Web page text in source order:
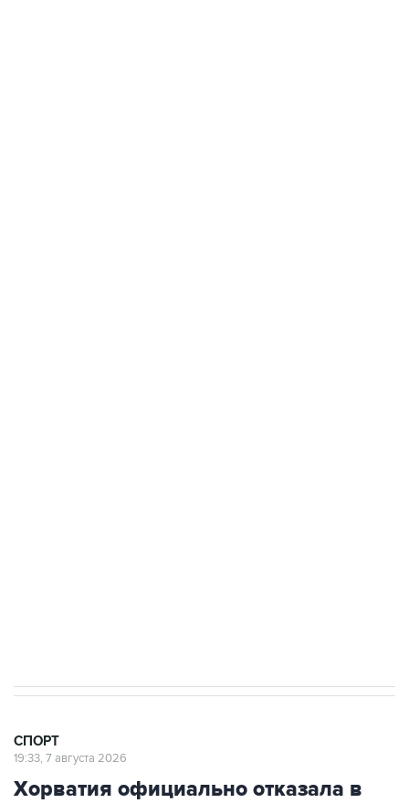
СПОРТ
19:33, 7 августа 2026
Хорватия официально отказала в